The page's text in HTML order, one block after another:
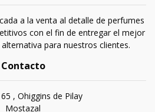
a la venta al detalle de perfumes
con el fin de entregar el mejor
para nuestros clientes.
Contacto
, Ohiggins de Pilay
Mostazal